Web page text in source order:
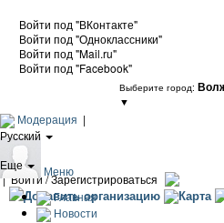
Войти под "ВКонтакте"
Войти под "Одноклассники"
Войти под "Mail.ru"
Войти под "Facebook"
Выберите город:
▼
Модерация |
Русский
Еще
| Войти / Зарегистрироваться
Добавить организацию Карта
Меню
Главная
Новости